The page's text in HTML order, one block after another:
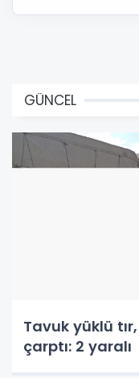
GÜNCEL
Tavuk yüklü
çarptı: 2 yaralı